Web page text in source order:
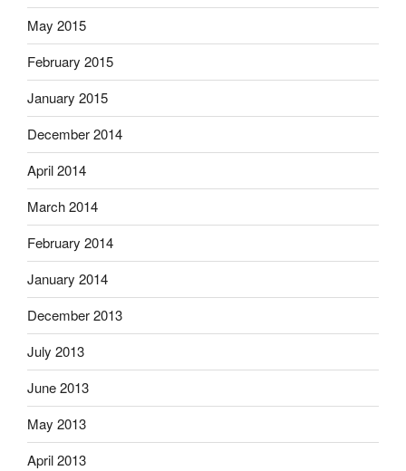
May 2015
February 2015
January 2015
December 2014
April 2014
March 2014
February 2014
January 2014
December 2013
July 2013
June 2013
May 2013
April 2013